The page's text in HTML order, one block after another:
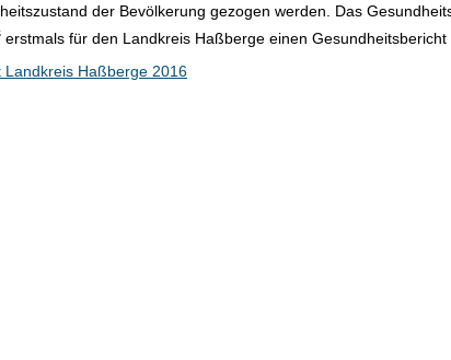
der Bevölkerung gezogen werden. Das
erstmals für den Landkreis Haßberge einen
Landkreis Haßberge 2016